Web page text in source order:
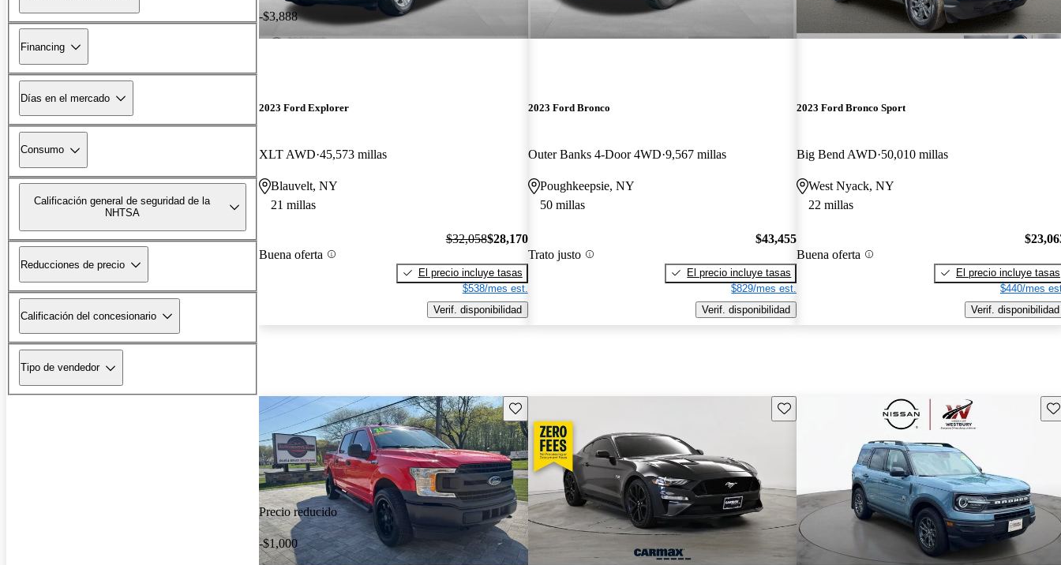
Financing
Días en el mercado
Consumo
Calificación general de seguridad de la
NHTSA
Reducciones de precio
Calificación del concesionario
Tipo de vendedor
-$3,888
2023 Ford Explorer
XLT AWD 45,573 millas
Blauvelt, NY
21 millas
Buena oferta
$32,058$28,170
El precio incluye tasas
$538/mes est.
Verif. disponibilidad
2023 Ford Bronco
Outer Banks 4-Door 4WD 9,567 millas
Poughkeepsie, NY
50 millas
Trato justo
$43,455
El precio incluye tasas
$829/mes est.
Verif. disponibilidad
2023 Ford Bronco Sport
Big Bend AWD 50,010 millas
West Nyack, NY
22 millas
Buena oferta
El precio incluye tasas
$440/mes
Verif. disponibilidad
Precio reducido
-$1,000
Guarda este Aviso Guarda este Aviso